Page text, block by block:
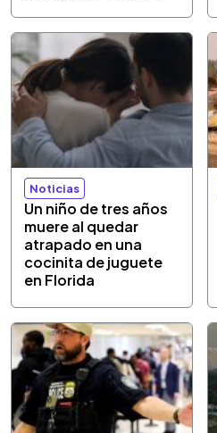
Noticias
Un niño de tres años
muere al quedar
atrapado en una
cocinita de juguete
en Florida